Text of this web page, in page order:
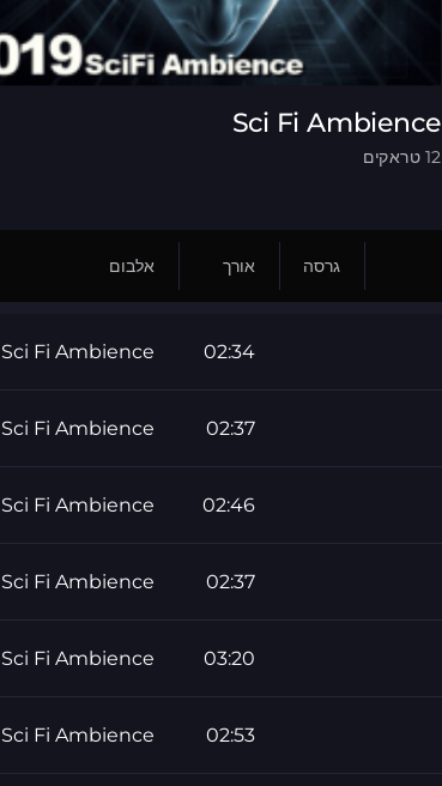
Sci Fi Ambience
12 טראקים
גרסה אורך אלבום
02:34
Sci Fi Ambience
02:37
Sci Fi Ambience
02:46
Sci Fi Ambience
02:37
Sci Fi Ambience
03:20
Sci Fi Ambience
02:53
Sci Fi Ambience